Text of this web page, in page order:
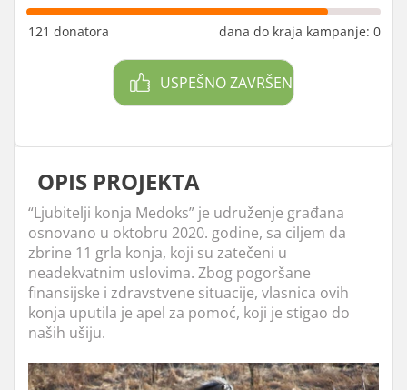
121 donatora dana do kraja kampanje: 0
USPEŠNO ZAVRŠEN
OPIS PROJEKTA
“Ljubitelji konja Medoks” je udruženje građana
osnovano u oktobru 2020. godine, sa ciljem da
zbrine 11 grla konja, koji su zatečeni u
neadekvatnim uslovima. Zbog pogoršane
finansijske i zdravstvene situacije, vlasnica ovih
konja uputila je apel za pomoć, koji je stigao do
naših ušiju.